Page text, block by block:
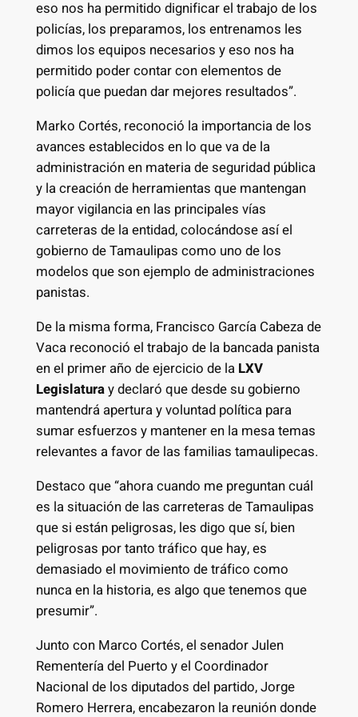
eso nos ha permitido dignificar el trabajo de los
policías, los preparamos, los entrenamos les
dimos los equipos necesarios y eso nos ha
permitido poder contar con elementos de
policía que puedan dar mejores resultados”.
Marko Cortés, reconoció la importancia de los
avances establecidos en lo que va de la
administración en materia de seguridad pública
y la creación de herramientas que mantengan
mayor vigilancia en las principales vías
carreteras de la entidad, colocándose así el
gobierno de Tamaulipas como uno de los
modelos que son ejemplo de administraciones
panistas.
De la misma forma, Francisco García Cabeza de
Vaca reconoció el trabajo de la bancada panista
en el primer año de ejercicio de laLXV
Legislaturay declaró que desde su gobierno
mantendrá apertura y voluntad política para
sumar esfuerzos y mantener en la mesa temas
relevantes a favor de las familias tamaulipecas.
Destaco que “ahora cuando me preguntan cuál
es la situación de las carreteras de Tamaulipas
que si están peligrosas, les digo que sí, bien
peligrosas por tanto tráfico que hay, es
demasiado el movimiento de tráfico como
nunca en la historia, es algo que tenemos que
presumir”.
Junto con Marco Cortés, el senador Julen
Rementería del Puerto y el Coordinador
Nacional de los diputados del partido, Jorge
Romero Herrera, encabezaron la reunión donde